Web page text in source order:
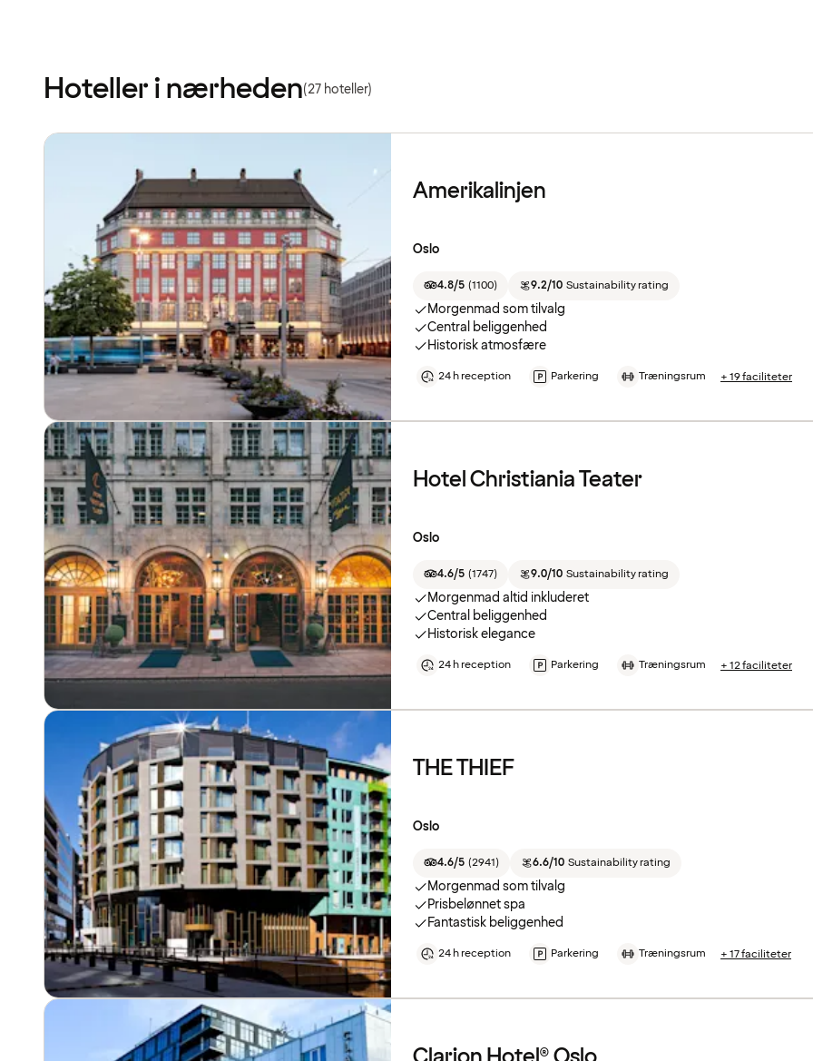
Hoteller i nærheden(27 hoteller)
Amerikalinjen
Oslo
4.8/5 (1100) 9.2/10 Sustainability rating
Morgenmad som tilvalg
Central beliggenhed
Historisk atmosfære
24 h reception Parkering Træningsrum + 19 faciliteter
Hotel Christiania Teater
Oslo
4.6/5 (1747) 9.0/10 Sustainability rating
Morgenmad altid inkluderet
Central beliggenhed
Historisk elegance
24 h reception Parkering Træningsrum + 12 faciliteter
THE THIEF
Oslo
4.6/5 (2941) 6.6/10 Sustainability rating
Morgenmad som tilvalg
Prisbelønnet spa
Fantastisk beliggenhed
24 h reception Parkering Træningsrum + 17 faciliteter